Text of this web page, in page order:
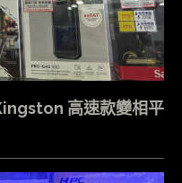
高速款變相平